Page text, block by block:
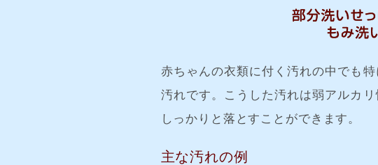
赤ちゃんの衣類に付く汚れの中でも
汚れです。こうした汚れは弱アルカ
しっかりと落とすことができます。
主な汚れの例